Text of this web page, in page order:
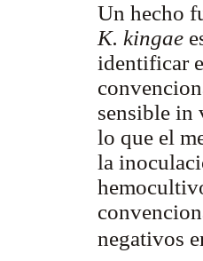
Un hecho
K. kingae
identificar
sensible in
lo que el
la
negativos